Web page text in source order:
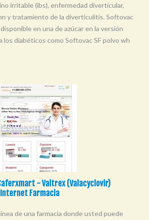
irritable (ibs), enfermedad diverticular,
y tratamiento de la diverticulitis. Softovac
en una de azúcar en la versión
los diabéticos como Softovac SF polvo wh
- Valtrex (Valacyclovir)
Farmacia
de una farmacia donde usted puede